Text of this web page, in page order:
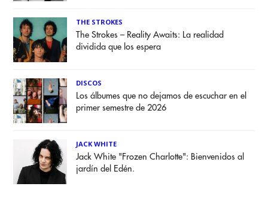
THE STROKES
The Strokes – Reality Awaits: La realidad
dividida que los espera
DISCOS
Los álbumes que no dejamos de escuchar en el
primer semestre de 2026
JACK WHITE
Jack White "Frozen Charlotte": Bienvenidos al
jardín del Edén.